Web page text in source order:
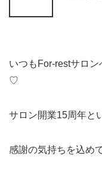
いつもFor-restサロン
♡
サロン開業15周年と
感謝の気持ちを込め